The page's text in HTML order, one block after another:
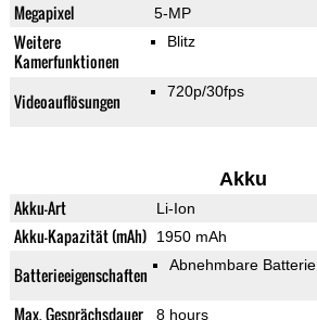
Megapixel 5-MP
Weitere
Kamerfunktionen
Blitz
Videoauflösungen 720p/30fps
Akku
Akku-Art Li-Ion
Akku-Kapazität (mAh) 1950 mAh
Batterieeigenschaften Abnehmbare Batterie
Max. Gesprächsdauer 8 hours